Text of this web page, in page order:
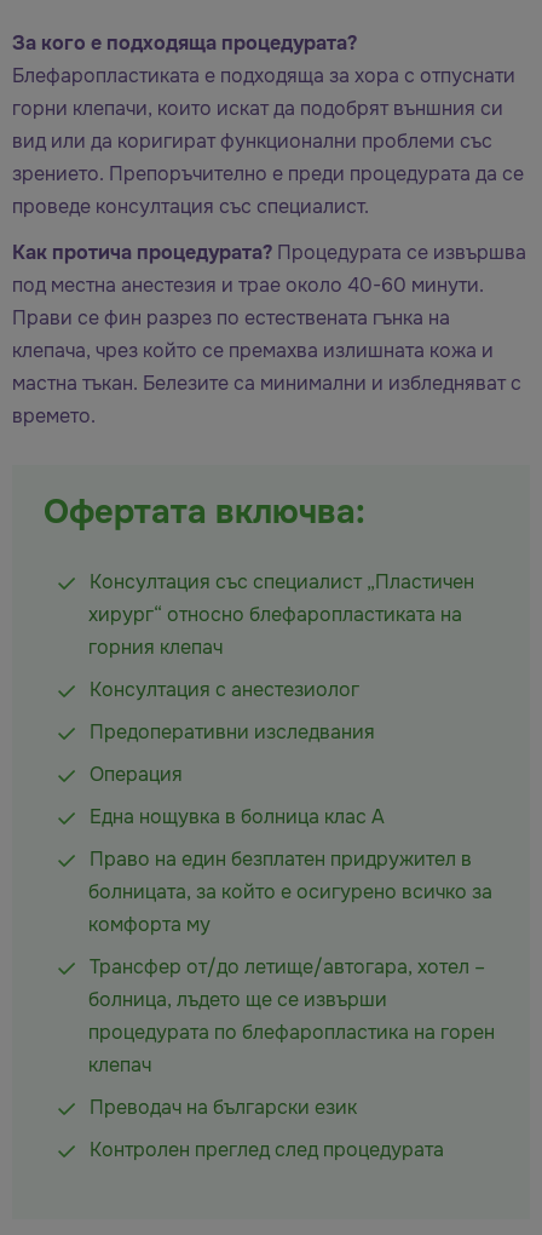
За кого е подходяща процедурата?
Блефаропластиката е подходяща за хора с отпуснати
горни клепачи, които искат да подобрят външния си
вид или да коригират функционални проблеми със
зрението. Препоръчително е преди процедурата да се
проведе консултация със специалист.
Как протича процедурата? Процедурата се извършва
под местна анестезия и трае около 40-60 минути.
Прави се фин разрез по естествената гънка на
клепача, чрез който се премахва излишната кожа и
мастна тъкан. Белезите са минимални и избледняват с
времето.
Офертата включва:
Консултация със специалист „Пластичен
хирург“ относно блефаропластиката на
горния клепач
Консултация с анестезиолог
Предоперативни изследвания
Операция
Една нощувка в болница клас А
Право на един безплатен придружител в
болницата, за който е осигурено всичко за
комфорта му
Трансфер от/до летище/автогара, хотел –
болница, лъдето ще се извърши
процедурата по блефаропластика на горен
клепач
Преводач на български език
Контролен преглед след процедурата